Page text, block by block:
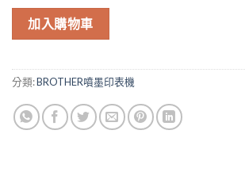
加入購物車
分類:BROTHER噴墨印表機